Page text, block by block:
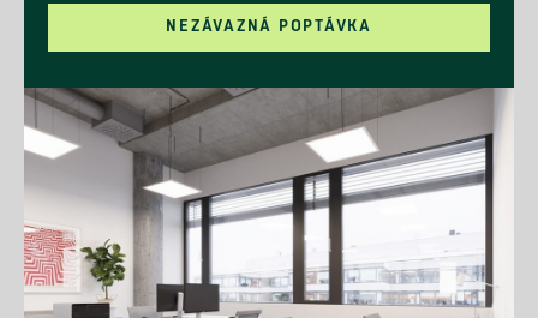
NEZÁVAZNÁ POPTÁVKA